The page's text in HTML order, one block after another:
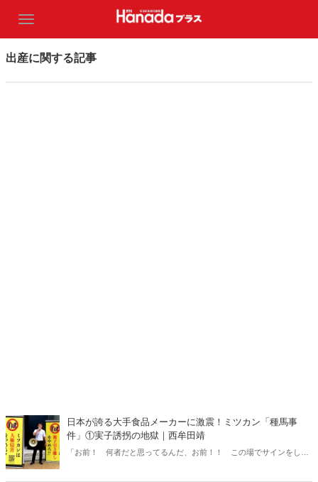
出産に関する記事
日本が誇る大手食品メーカーに激震！ミツカン「種馬事
件」①実子誘拐の地獄｜西牟田靖
「お前！ 何者だと思ってるんだ、お前！！ この場でサインをしな